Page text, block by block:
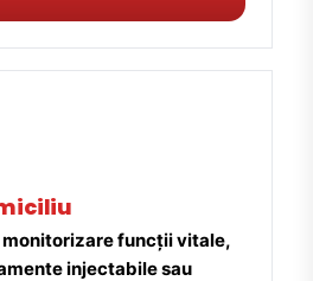
monitorizare funcții vitale,
injectabile sau